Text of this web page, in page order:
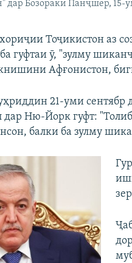
дар Бозораки Панҷшер, 15-
Тоҷикистон аз
гуфтаи ӯ, "зулму
Афғонистон,
21-уми
Ню-Йорк гуфт:
балки ба зулму